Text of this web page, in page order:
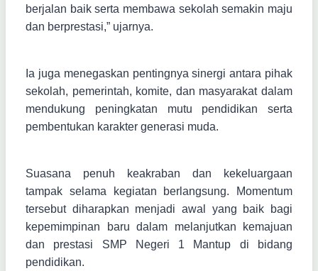
berjalan baik serta membawa sekolah semakin maju
dan berprestasi,” ujarnya.
Ia juga menegaskan pentingnya sinergi antara pihak
sekolah, pemerintah, komite, dan masyarakat dalam
mendukung peningkatan mutu pendidikan serta
pembentukan karakter generasi muda.
Suasana penuh keakraban dan kekeluargaan
tampak selama kegiatan berlangsung. Momentum
tersebut diharapkan menjadi awal yang baik bagi
kepemimpinan baru dalam melanjutkan kemajuan
dan prestasi SMP Negeri 1 Mantup di bidang
pendidikan.